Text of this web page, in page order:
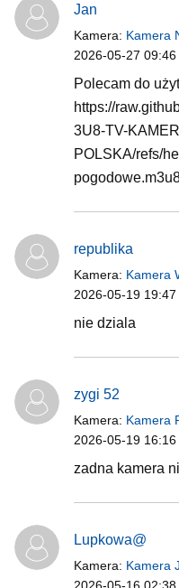
Jan
Kamera: Kamera
2026-05-27 09:46
Polecam do
https://
3U8-TV-
POLSKA/refs/
republika
Kamera: Kamera
2026-05-19 19:47
nie dziala
zygi 52
Kamera: Kamera
2026-05-19 16:16
zadna kamera
Lupkowa@
Kamera: Kamera
2026-05-16 02:38